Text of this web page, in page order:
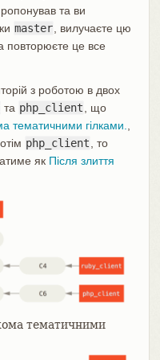
та ви
master , вилучаєте цю
повторюєте це все
з роботою в двох
та php_client
, що
тематичними гілками.
php_client
, то
як Після злиття
тематичними